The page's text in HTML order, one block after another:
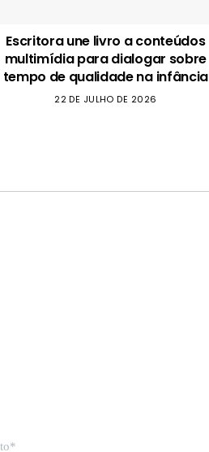
Escritora une livro a conteúdos
multimídia para dialogar sobre
tempo de qualidade na infância
22 DE JULHO DE 2026